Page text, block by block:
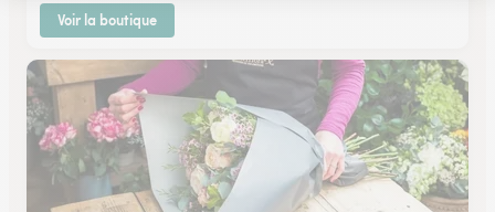
Voir la boutique